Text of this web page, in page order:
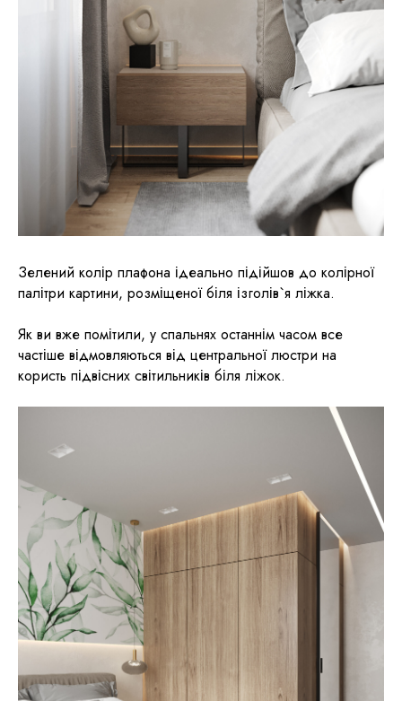
Зелений колір плафона ідеально підійшов до колірної
палітри картини, розміщеної біля ізголів`я ліжка.
Як ви вже помітили, у спальнях останнім часом все
частіше відмовляються від центральної люстри на
користь підвісних світильників біля ліжок.